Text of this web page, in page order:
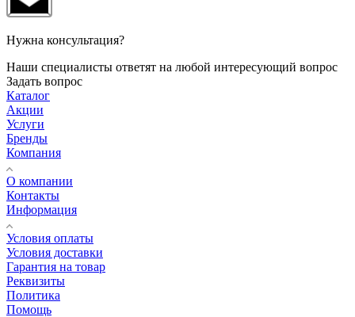
Нужна консультация?
Наши специалисты ответят на любой интересующий вопрос
Задать вопрос
Каталог
Акции
Услуги
Бренды
Компания
О компании
Контакты
Информация
Условия оплаты
Условия доставки
Гарантия на товар
Реквизиты
Политика
Помощь